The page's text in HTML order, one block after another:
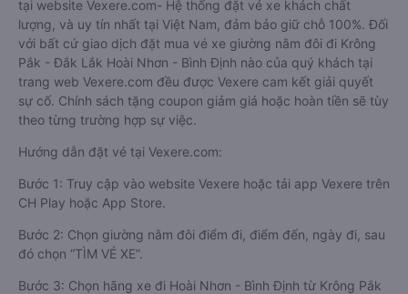
tại website Vexere.com- Hệ thống đặt vé xe khách chất
lượng, và uy tín nhất tại Việt Nam, đảm bảo giữ chỗ 100%. Đối
với bất cứ giao dịch đặt mua vé xe giường nằm đôi đi Krông
Pắk - Đắk Lắk Hoài Nhơn - Bình Định nào của quý khách tại
trang web Vexere.com đều được Vexere cam kết giải quyết
sự cố. Chính sách tặng coupon giảm giá hoặc hoàn tiền sẽ tùy
theo từng trường hợp sự việc.
Hướng dẫn đặt vé tại Vexere.com:
Bước 1: Truy cập vào website Vexere hoặc tải app Vexere trên
CH Play hoặc App Store.
Bước 2: Chọn giường nằm đôi điểm đi, điểm đến, ngày đi, sau
đó chọn “TÌM VÉ XE”.
Bước 3: Chọn hãng xe đi Hoài Nhơn - Bình Định từ Krông Pắk